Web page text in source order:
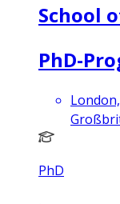
School
PhD-
PhD